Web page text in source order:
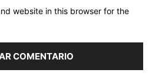
website in this browser for the